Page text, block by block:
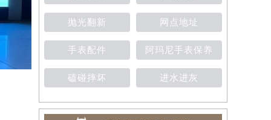
抛光翻新 网点地址
手表配件 阿玛尼手表保养
磕碰摔坏 进水进灰